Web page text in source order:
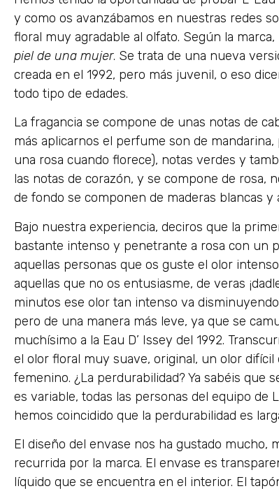
y como os avanzábamos en nuestras redes
floral muy agradable al olfato. Según la marca,
piel de una mujer. Se trata de una nueva
creada en el 1992, pero más juvenil, o eso
todo tipo de edades.
La fragancia se compone de unas notas de
más aplicarnos el perfume son de
una rosa cuando florece), notas verdes y
las notas de corazón, y se compone de rosa,
de fondo se componen de maderas blancas y
Bajo nuestra experiencia, deciros que la
bastante intenso y penetrante a rosa con un
aquellas personas que os guste el olor
aquellas que no os entusiasme, de veras
minutos ese olor tan intenso va
pero de una manera más leve, ya que se
muchísimo a la Eau D’ Issey del 1992.
el olor floral muy suave, original, un olor
femenino. ¿La perdurabilidad? Ya sabéis que
es variable, todas las personas del equipo de
hemos coincidido que la perdurabilidad es
El diseño del envase nos ha gustado mucho,
recurrida por la marca. El envase es
líquido que se encuentra en el interior. El